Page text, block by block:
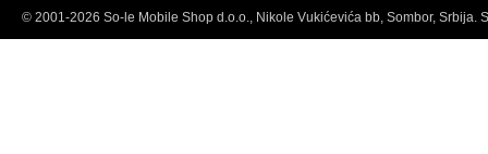
© 2001-2026 So-le Mobile Shop d.o.o., Nikole Vukićevića bb, Sombor, Srbija.